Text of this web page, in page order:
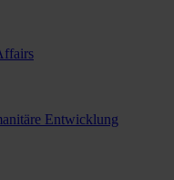
Entwicklung